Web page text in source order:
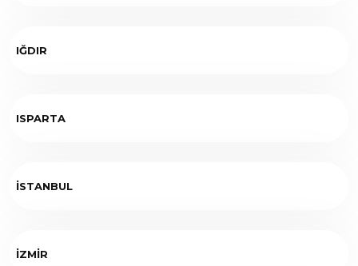
IĞDIR
ISPARTA
İSTANBUL
İZMİR